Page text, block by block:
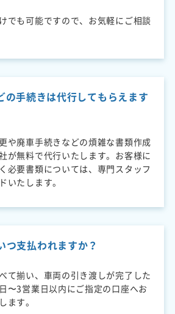
でも可能ですので、お気軽にご相談
の手続きは代行してもらえます
や廃車手続きなどの煩雑な書類作成
が無料で代行いたします。お客様に
必要書類については、専門スタッフ
いたします。
つ支払われますか？
て揃い、車両の引き渡しが完了した
〜3営業日以内にご指定の口座へお
ます。